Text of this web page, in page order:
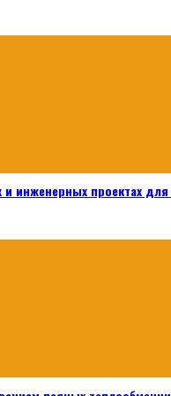
инженерных проектах